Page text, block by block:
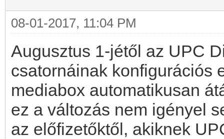
08-01-2017, 11:04 PM
Augusztus 1-jétől az UPC
csatornáinak konfigurációs
mediabox automatikusan
ez a változás nem igényel
az előfizetőktől, akiknek